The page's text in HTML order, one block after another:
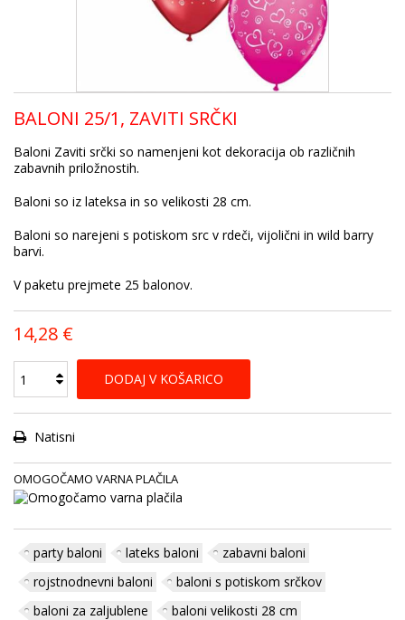
BALONI 25/1, ZAVITI SRČKI
Baloni Zaviti srčki so namenjeni kot dekoracija ob različnih
zabavnih priložnostih.
Baloni so iz lateksa in so velikosti 28 cm.
Baloni so narejeni s potiskom src v rdeči, vijolični in wild barry
barvi.
V paketu prejmete 25 balonov.
14,28 €
DODAJ V KOŠARICO
Natisni
OMOGOČAMO VARNA PLAČILA
party baloni lateks baloni
zabavni baloni
rojstnodnevni baloni
baloni s potiskom srčkov
baloni za zaljublene
baloni velikosti 28 cm